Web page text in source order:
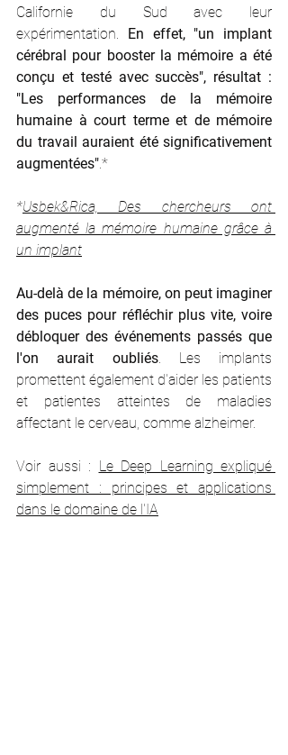
Californie du Sud avec leur
expérimentation. En effet, "un implant
cérébral pour booster la mémoire a été
conçu et testé avec succès", résultat :
"Les performances de la mémoire
humaine à court terme et de mémoire
du travail auraient été significativement
augmentées".*
*Usbek&Rica, Des chercheurs ont
augmenté la mémoire humaine grâce à
un implant
Au-delà de la mémoire, on peut imaginer
des puces pour réfléchir plus vite, voire
débloquer des événements passés que
l'on aurait oubliés. Les implants
promettent également d'aider les patients
et patientes atteintes de maladies
affectant le cerveau, comme alzheimer.
Voir aussi : Le Deep Learning expliqué
simplement : principes et applications
dans le domaine de l'IA